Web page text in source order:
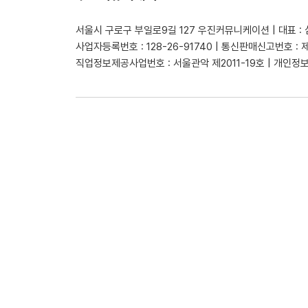
서울시 구로구 부일로9길 127 우진커뮤니케이션 | 대표 :
사업자등록번호 : 128-26-91740 | 통신판매신고번호 :
직업정보제공사업번호 : 서울관악 제2011-19호 | 개인정